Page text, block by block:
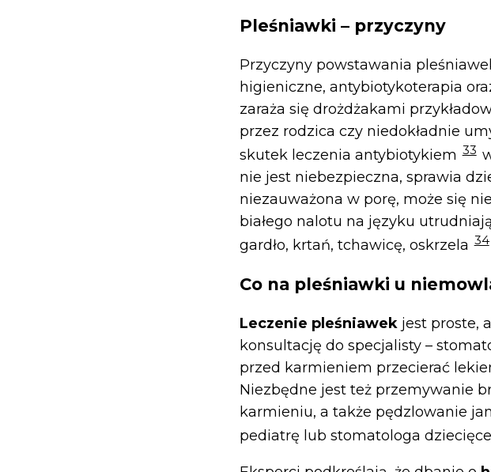
Pleśniawki – przyczyny
Przyczyny powstawania
higieniczne, antybiotykoterapia
zaraża się drożdżakami
przez rodzica czy niedokładnie
skutek leczenia antybiotykiem 33
nie jest niebezpieczna, sprawia
niezauważona w porę, może się
białego nalotu na języku
gardło, krtań, tchawicę, oskrzela 34
Co na pleśniawki u
Leczenie pleśniawekjest proste,
konsultację do specjalisty –
przed karmieniem przecierać
Niezbędne jest też przemywanie
karmieniu, a także pędzlowanie
pediatrę lub stomatologa